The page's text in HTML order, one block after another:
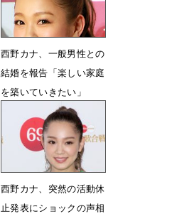
西野カナ、一般男性との
結婚を報告「楽しい家庭
を築いていきたい」
3月19日 23時58分
西野カナ、突然の活動休
止発表にショックの声相